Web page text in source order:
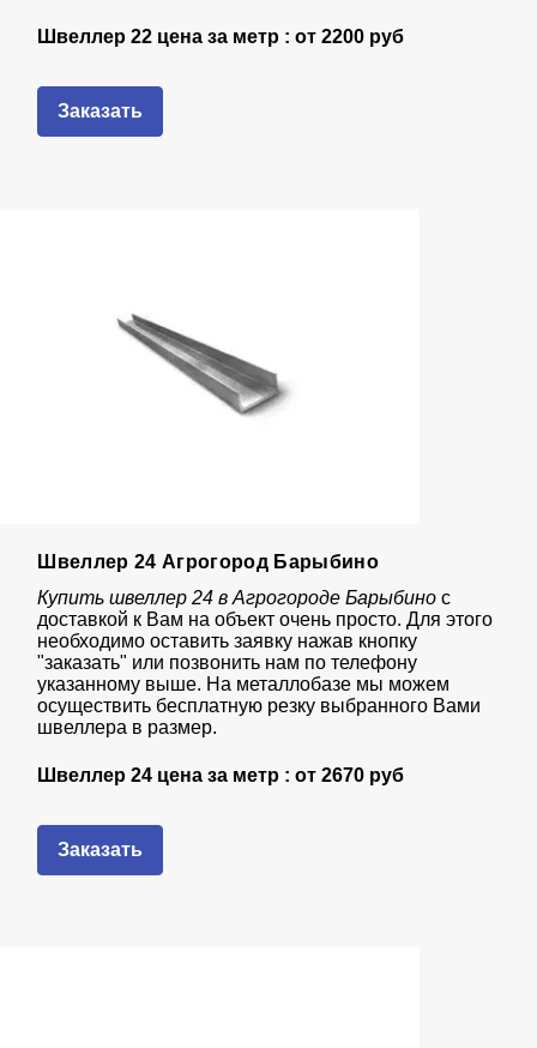
Швеллер 22 цена за метр : от2200 руб
Заказать
Швеллер 24 Агрогород Барыбино
Купить швеллер 24 в Агрогороде Барыбинос
доставкой к Вам на объект очень просто. Для этого
необходимо оставить заявку нажав кнопку
"заказать" или позвонить нам по телефону
указанному выше. На металлобазе мы можем
осуществить бесплатную резку выбранного Вами
швеллера в размер.
Швеллер 24 цена за метр : от2670 руб
Заказать